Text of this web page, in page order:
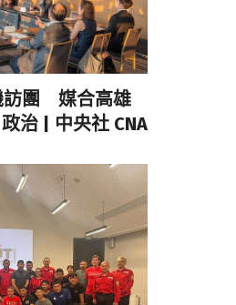
訪團 媒合高雄
治 | 中央社 CNA